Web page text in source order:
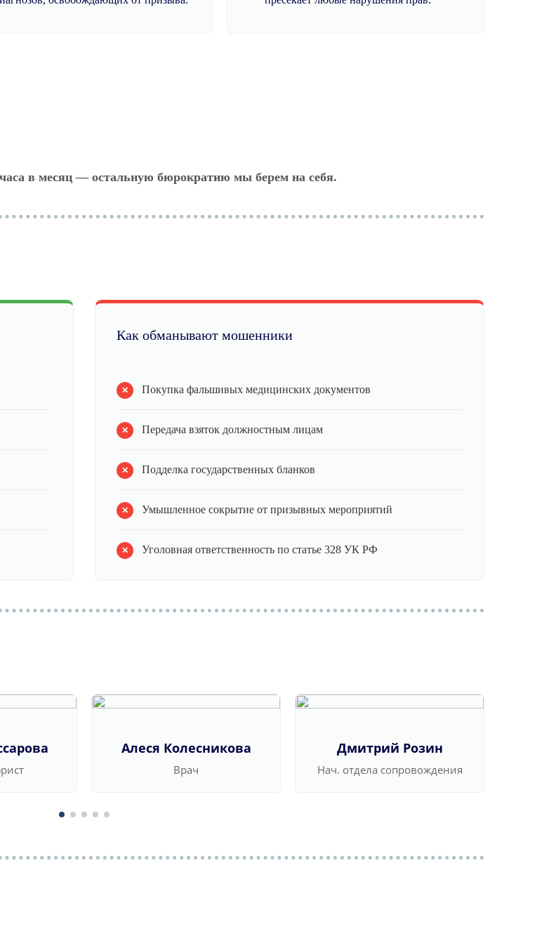
часа в месяц — остальную бюрократию мы берем на себя.
Как обманывают мошенники
Покупка фальшивых медицинских документов
Передача взяток должностным лицам
Подделка государственных бланков
Умышленное сокрытие от призывных мероприятий
Уголовная ответственность по статье 328 УК РФ
Алеся Колесникова
Врач
Дмитрий Розин
Нач. отдела сопровождения